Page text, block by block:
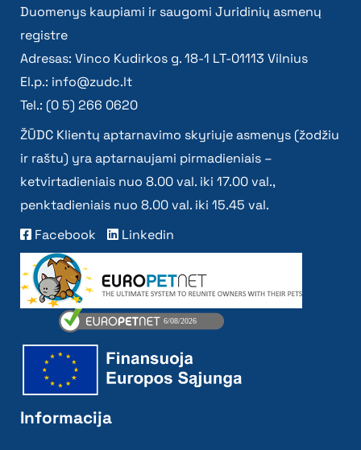
Duomenys kaupiami ir saugomi Juridinių asmenų
registre
Adresas: Vinco Kudirkos g. 18-1 LT-01113 Vilnius
El.p.: info@zudc.lt
Tel.: (0 5) 266 0620
ŽŪDC Klientų aptarnavimo skyriuje asmenys (žodžiu
ir raštu) yra aptarnaujami pirmadieniais –
ketvirtadieniais nuo 8.00 val. iki 17.00 val.,
penktadieniais nuo 8.00 val. iki 15.45 val.
Facebook
Linkedin
Informacija